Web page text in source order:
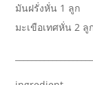
มันฝรั่งหั่น 1 ลูก
มะเขือเทศหั่น 2 ลู